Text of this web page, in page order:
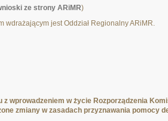
ze strony ARiMR)
wdrażającym jest Oddział Regionalny ARiMR.
z wprowadzeniem w życie Rozporządzenia
zmiany w zasadach przyznawania pomocy